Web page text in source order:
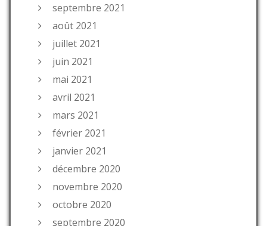
septembre 2021
août 2021
juillet 2021
juin 2021
mai 2021
avril 2021
mars 2021
février 2021
janvier 2021
décembre 2020
novembre 2020
octobre 2020
septembre 2020